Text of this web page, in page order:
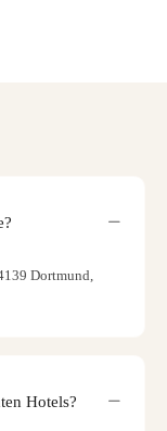
Dortmund,
Hotels?